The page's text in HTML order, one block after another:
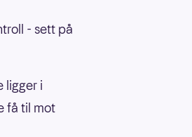
- sett på
ligger i
få til mot